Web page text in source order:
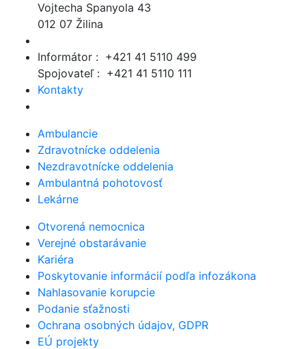
Vojtecha Spanyola 43
012 07 Žilina
Informátor : +421 41 5110 499
Spojovateľ : +421 41 5110 111
Kontakty
Ambulancie
Zdravotnícke oddelenia
Nezdravotnícke oddelenia
Ambulantná pohotovosť
Lekárne
Otvorená nemocnica
Verejné obstarávanie
Kariéra
Poskytovanie informácií podľa infozákona
Nahlasovanie korupcie
Podanie sťažnosti
Ochrana osobných údajov, GDPR
EÚ projekty